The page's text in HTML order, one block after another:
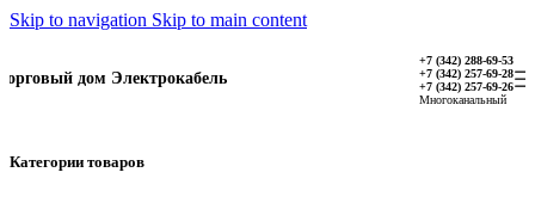
Skip to navigation Skip to main content
дом Электрокабель
+7 (342) 288-69-53
+7 (342) 257-69-28
+7 (342) 257-69-26
Многоканальный
Категории товаров